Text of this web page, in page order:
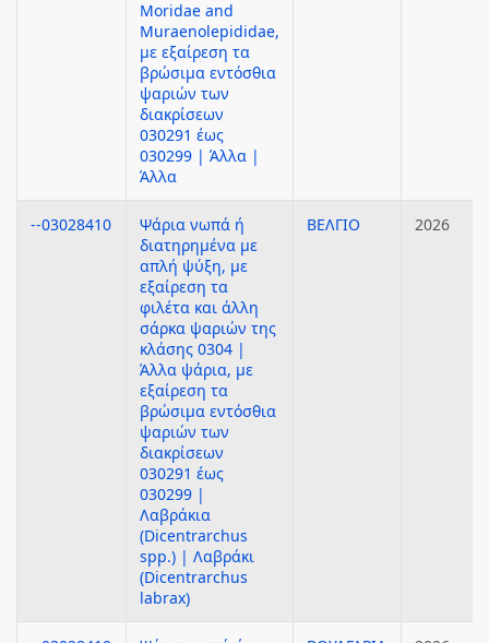
Moridae and
Muraenolepididae,
με εξαίρεση τα
βρώσιμα εντόσθια
ψαριών των
διακρίσεων
030291 έως
030299 | Άλλα |
Άλλα
--03028410
Ψάρια νωπά ή
διατηρημένα με
απλή ψύξη, με
εξαίρεση τα
φιλέτα και άλλη
σάρκα ψαριών της
κλάσης 0304 |
Άλλα ψάρια, με
εξαίρεση τα
βρώσιμα εντόσθια
ψαριών των
διακρίσεων
030291 έως
030299 |
Λαβράκια
(Dicentrarchus
spp.) | Λαβράκι
(Dicentrarchus
labrax)
ΒΕΛΓΙΟ 2026